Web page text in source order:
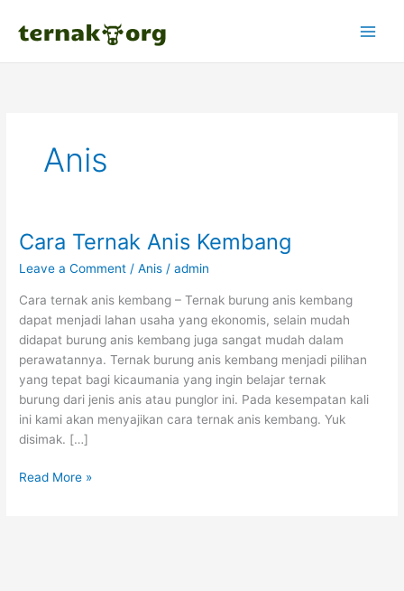
Anis
Cara Ternak Anis Kembang
Leave a Comment /Anis /admin
Cara ternak anis kembang – Ternak burung anis kembang
dapat menjadi lahan usaha yang ekonomis, selain mudah
didapat burung anis kembang juga sangat mudah dalam
perawatannya. Ternak burung anis kembang menjadi pilihan
yang tepat bagi kicaumania yang ingin belajar ternak
burung dari jenis anis atau punglor ini. Pada kesempatan kali
ini kami akan menyajikan cara ternak anis kembang. Yuk
disimak. […]
Cara
Read More »